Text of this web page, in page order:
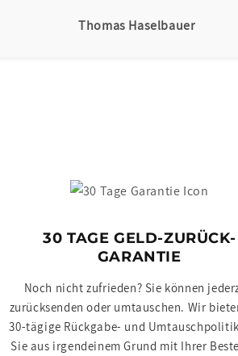
Thomas Haselbauer
30 TAGE GELD-ZURÜCK-
GARANTIE
Noch nicht zufrieden? Sie können
zurücksenden oder umtauschen. Wir
30-tägige Rückgabe- und
Sie aus irgendeinem Grund mit Ihrer